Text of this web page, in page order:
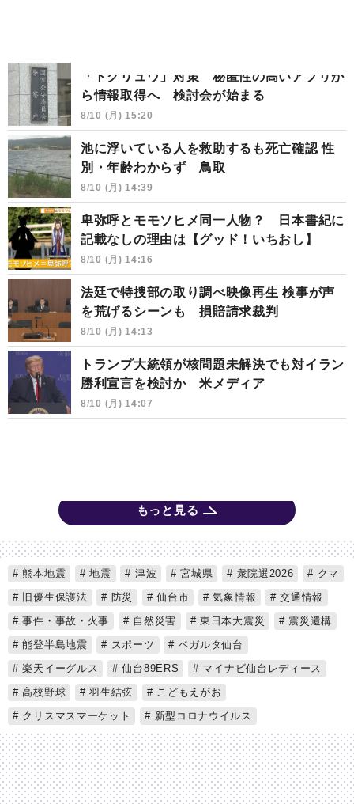
「トクリュウ」対策 秘匿性の高いアプリか
ら情報取得へ 検討会が始まる
8/10 (月) 15:20
池に浮いている人を救助するも死亡確認 性
別・年齢わからず 鳥取
8/10 (月) 14:39
卑弥呼とモモソヒメ同一人物？ 日本書紀に
記載なしの理由は【グッド！いちおし】
8/10 (月) 14:16
法廷で特捜部の取り調べ映像再生 検事が声
を荒げるシーンも 損賠請求裁判
8/10 (月) 14:13
トランプ大統領が核問題未解決でも対イラン
勝利宣言を検討か 米メディア
8/10 (月) 14:07
もっと見る
熊本地震 地震 津波 宮城県 衆院選2026
クマ
旧優生保護法
防災 仙台市 気象情報
交通情報
事件・事故・火事
自然災害 東日本大震災
震災遺構
能登半島地震
スポーツ
ベガルタ仙台
楽天イーグルス
仙台89ERS
マイナビ仙台レディース
高校野球
羽生結弦
こどもえがお
クリスマスマーケット
新型コロナウイルス